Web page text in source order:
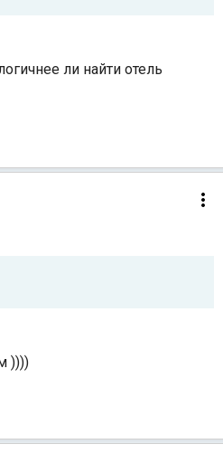
ли найти отель
))))